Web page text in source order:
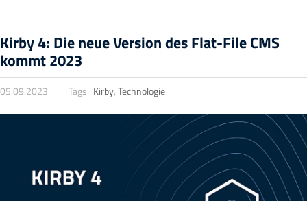
Kirby 4: Die neue Version des Flat-File CMS
kommt 2023
05.09.2023 Tags: Kirby,Technologie